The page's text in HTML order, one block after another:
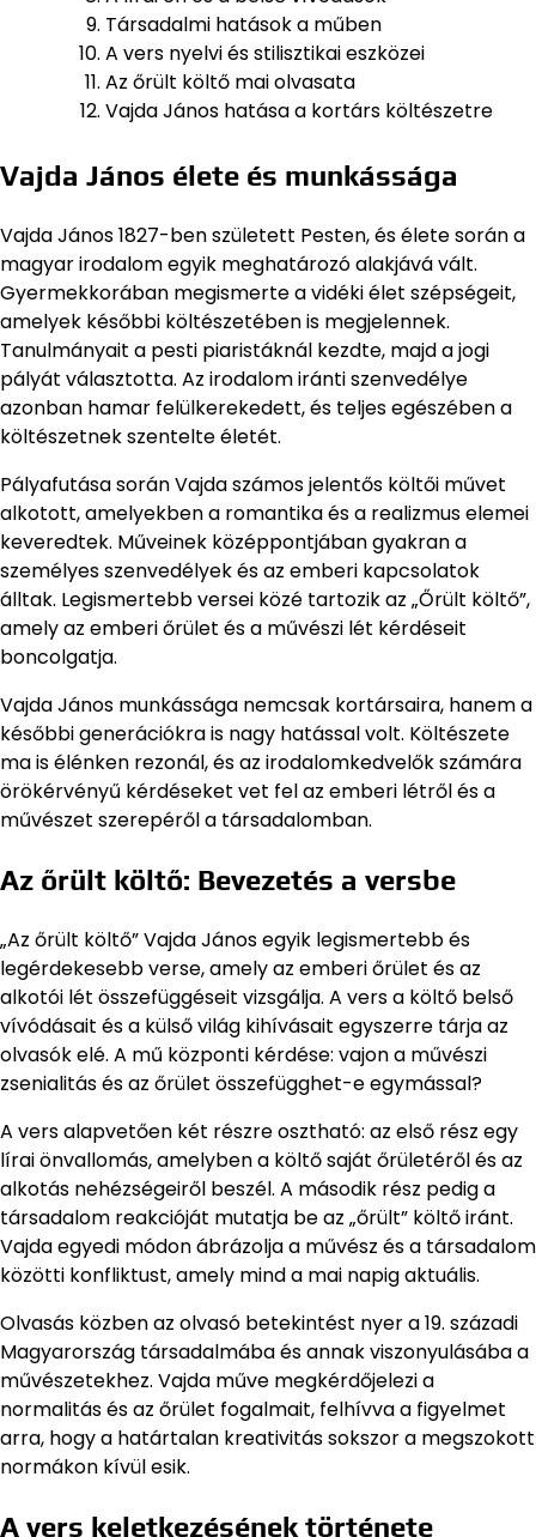
Társadalmi hatások a műben
A vers nyelvi és stilisztikai eszközei
Az őrült költő mai olvasata
Vajda János hatása a kortárs költészetre
Vajda János élete és munkássága
Vajda János 1827-ben született Pesten, és élete során a
magyar irodalom egyik meghatározó alakjává vált.
Gyermekkorában megismerte a vidéki élet szépségeit,
amelyek későbbi költészetében is megjelennek.
Tanulmányait a pesti piaristáknál kezdte, majd a jogi
pályát választotta. Az irodalom iránti szenvedélye
azonban hamar felülkerekedett, és teljes egészében a
költészetnek szentelte életét.
Pályafutása során Vajda számos jelentős költői művet
alkotott, amelyekben a romantika és a realizmus elemei
keveredtek. Műveinek középpontjában gyakran a
személyes szenvedélyek és az emberi kapcsolatok
álltak. Legismertebb versei közé tartozik az „Őrült költő”,
amely az emberi őrület és a művészi lét kérdéseit
boncolgatja.
Vajda János munkássága nemcsak kortársaira, hanem a
későbbi generációkra is nagy hatással volt. Költészete
ma is élénken rezonál, és az irodalomkedvelők számára
örökérvényű kérdéseket vet fel az emberi létről és a
művészet szerepéről a társadalomban.
Az őrült költő: Bevezetés a versbe
„Az őrült költő” Vajda János egyik legismertebb és
legérdekesebb verse, amely az emberi őrület és az
alkotói lét összefüggéseit vizsgálja. A vers a költő belső
vívódásait és a külső világ kihívásait egyszerre tárja az
olvasók elé. A mű központi kérdése: vajon a művészi
zsenialitás és az őrület összefügghet-e egymással?
A vers alapvetően két részre osztható: az első rész egy
lírai önvallomás, amelyben a költő saját őrületéről és az
alkotás nehézségeiről beszél. A második rész pedig a
társadalom reakcióját mutatja be az „őrült” költő iránt.
Vajda egyedi módon ábrázolja a művész és a társadalom
közötti konfliktust, amely mind a mai napig aktuális.
Olvasás közben az olvasó betekintést nyer a 19. századi
Magyarország társadalmába és annak viszonyulásába a
művészetekhez. Vajda műve megkérdőjelezi a
normalitás és az őrület fogalmait, felhívva a figyelmet
arra, hogy a határtalan kreativitás sokszor a megszokott
normákon kívül esik.
A vers keletkezésének története